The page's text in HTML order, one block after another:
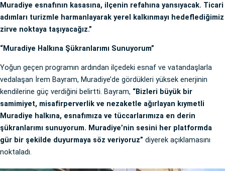
Muradiye esnafının kasasına, ilçenin refahına yansıyacak. Ticari
adımları turizmle harmanlayarak yerel kalkınmayı hedeflediğimiz
zirve noktaya taşıyacağız.”
“Muradiye Halkına Şükranlarımı Sunuyorum”
Yoğun geçen programın ardından ilçedeki esnaf ve vatandaşlarla
vedalaşan İrem Bayram, Muradiye’de gördükleri yüksek enerjinin
kendilerine güç verdiğini belirtti. Bayram, “Bizleri büyük bir
samimiyet, misafirperverlik ve nezaketle ağırlayan kıymetli
Muradiye halkına, esnafımıza ve tüccarlarımıza en derin
şükranlarımı sunuyorum. Muradiye’nin sesini her platformda
gür bir şekilde duyurmaya söz veriyoruz” diyerek açıklamasını
noktaladı.